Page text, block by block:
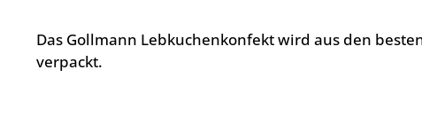
Das Gollmann Lebkuchenkonfekt wird aus den
verpackt.